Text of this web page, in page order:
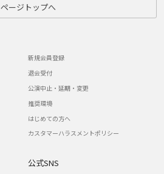
ページトップへ
新規会員登録
退会受付
公演中止・延期・変更
推奨環境
はじめての方へ
カスタマーハラスメントポリシー
公式SNS